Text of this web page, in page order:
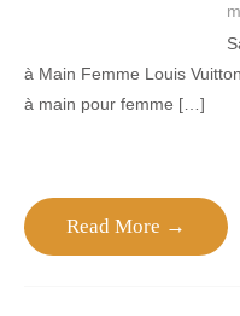
à Main Femme Louis
à main pour femme […]
Read More →